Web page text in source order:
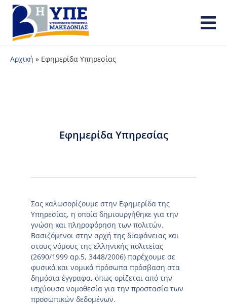
Αρχική » Εφημερίδα Υπηρεσίας
Εφημερίδα Υπηρεσίας
Σας καλωσορίζουμε στην Εφημερίδα της
Υπηρεσίας, η οποία δημιουργήθηκε για την
γνώση και πληροφόρηση των πολιτών.
Βασιζόμενοι στην αρχή της διαφάνειας και
στους νόμους της ελληνικής πολιτείας
(2690/1999 αρ.5, 3448/2006) παρέχουμε σε
φυσικά και νομικά πρόσωπα πρόσβαση στα
δημόσια έγγραφα, όπως ορίζεται από την
ισχύουσα νομοθεσία για την προστασία των
προσωπικών δεδομένων.